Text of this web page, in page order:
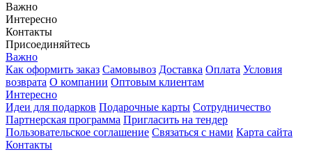
Важно
Интересно
Контакты
Присоединяйтесь
Важно
Как оформить заказ Самовывоз Доставка Оплата Условия
возврата О компании Оптовым клиентам
Интересно
Идеи для подарков Подарочные карты Сотрудничество
Партнерская программа Пригласить на тендер
Пользовательское соглашение Связаться с нами Карта сайта
Контакты